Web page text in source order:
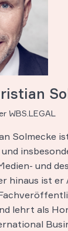
WBS.LEGAL
Solmecke
und
und
hinaus ist
lehrt als